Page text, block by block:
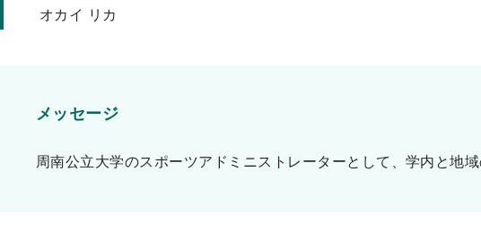
オカイ リカ
メッセージ
周南公立大学のスポーツアドミニストレーターとして、学内と地